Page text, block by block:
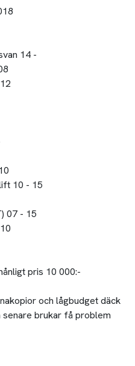
14 -
10 - 15
07 - 15
pris 10 000:-
och lågbudget däck
brukar få problem